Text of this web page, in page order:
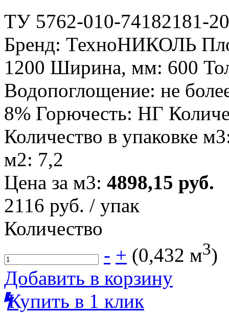
ТУ 5762-010-74182181-
Бренд: ТехноНИКОЛЬ
1200 Ширина, мм: 600
Водопоглощение: не
8% Горючесть: НГ
Количество в упаковке
м2: 7,2
Цена за м3: 4898,15 руб.
2116 руб. / упак
Количество
- + (0,432 м3)
Добавить в корзину
Купить в 1 клик